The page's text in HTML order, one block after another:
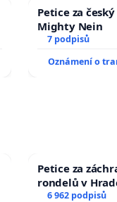
Petice za
Mighty Nein
7 podpisů
Oznámení o
Petice za
rondelů v
6 962 podpisů